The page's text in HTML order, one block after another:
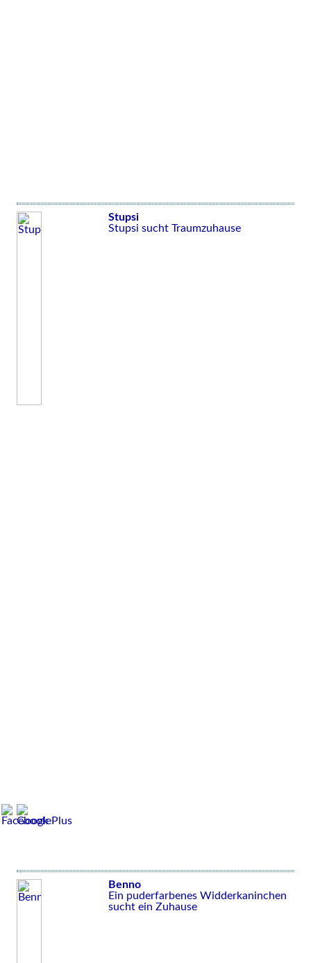
Stupsi
Stupsi sucht Traumzuhause
Benno
Ein puderfarbenes Widderkaninchen
sucht ein Zuhause